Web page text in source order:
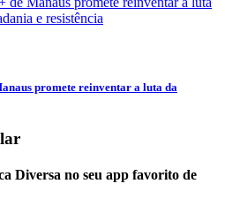
promete reinventar a luta da
Diversa no seu app favorito de